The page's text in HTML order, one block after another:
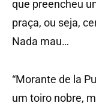
que preencheu
praça, ou seja,
Nada mau…
“Morante de la
um toiro nobre,